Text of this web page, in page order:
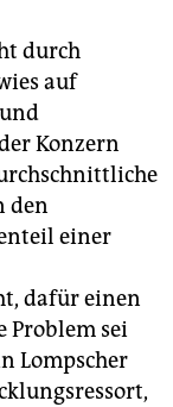
durch
auf
Konzern
den
einer
dafür einen
Problem sei
Lompscher